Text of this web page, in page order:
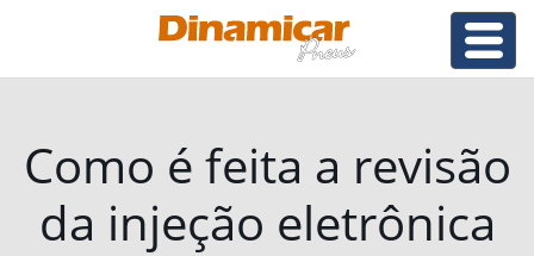
Como é feita a revisão
da injeção eletrônica